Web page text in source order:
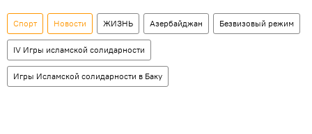
Спорт Новости ЖИЗНЬ Азербайджан Безвизовый режим
IV Игры исламской солидарности
Игры Исламской солидарности в Баку